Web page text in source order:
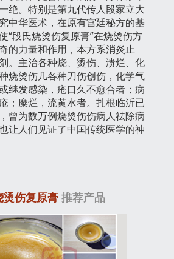
绝。特别是第九代传人段家立大
中华医术，在原有宫廷秘方的基
“段氏烧烫伤复原膏”在烧烫伤方
的力量和作用，本方系消炎止
。主治各种烧、烫伤、溃烂、化
烧烫伤几各种刀伤创伤，化学气
继发感染，疮口久不愈合者；病
；糜烂，流黄水者。扎根临沂已
曾为数万例烧烫伤伤病人祛除病
让人们见证了中国传统医学的神
烫伤复原膏推荐产品